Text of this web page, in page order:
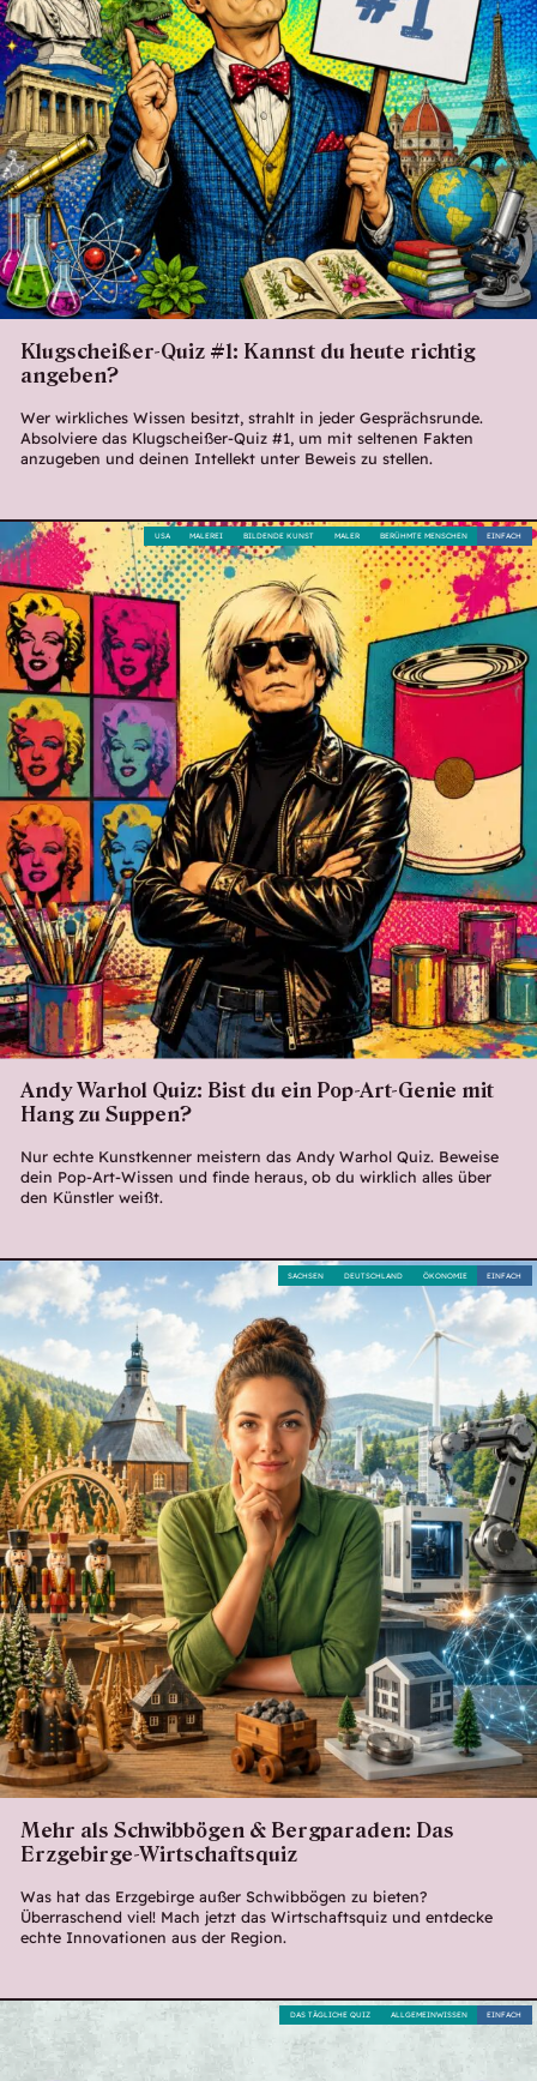
Klugscheißer-Quiz #1: Kannst du heute richtig
angeben?
Wer wirkliches Wissen besitzt, strahlt in jeder Gesprächsrunde.
Absolviere das Klugscheißer-Quiz #1, um mit seltenen Fakten
anzugeben und deinen Intellekt unter Beweis zu stellen.
Andy Warhol Quiz: Bist du ein Pop-Art-Genie mit
Hang zu Suppen?
Nur echte Kunstkenner meistern das Andy Warhol Quiz. Beweise
dein Pop-Art-Wissen und finde heraus, ob du wirklich alles über
den Künstler weißt.
EINFACH
BERÜHMTE MENSCHEN
MALER
BILDENDE KUNST
MALEREI
USA
Mehr als Schwibbögen & Bergparaden: Das
Erzgebirge-Wirtschaftsquiz
Was hat das Erzgebirge außer Schwibbögen zu bieten?
Überraschend viel! Mach jetzt das Wirtschaftsquiz und entdecke
echte Innovationen aus der Region.
EINFACH
ÖKONOMIE
DEUTSCHLAND
SACHSEN
EINFACH
ALLGEMEINWISSEN
DAS TÄGLICHE QUIZ